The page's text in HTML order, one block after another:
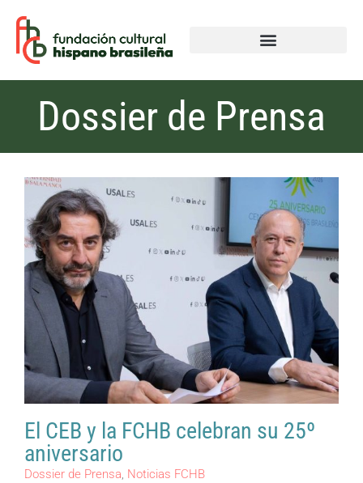
Dossier de Prensa
El CEB y la FCHB celebran su 25º
aniversario
Dossier de Prensa, Noticias FCHB